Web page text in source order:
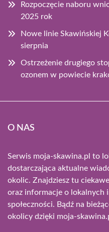
Rozpoczęcie naboru
2025 rok
Nowe linie Skawińskiej
sierpnia
Ostrzeżenie drugiego
ozonem w powiecie
O NAS
Serwis moja-skawina.pl to
dostarczająca aktualne
okolic. Znajdziesz tu
oraz informacje o lokalnych
społeczności. Bądź na
okolicy dzięki moja-